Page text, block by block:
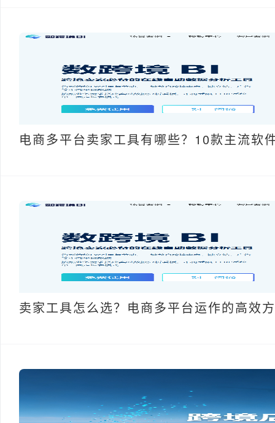
电商多平台卖家工具有哪些？10款主流软
卖家工具怎么选？电商多平台运作的高效